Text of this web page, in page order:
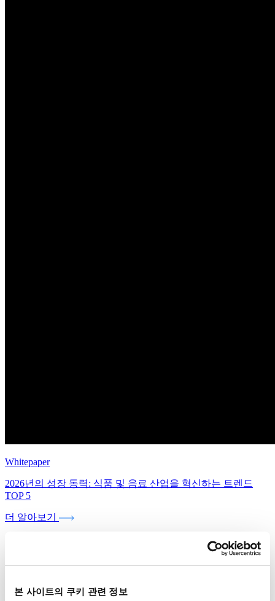
본 사이트의 쿠키 관련 정보
Whitepaper
2026년의 성장 동력: 식품 및 음료 산업을 혁신하는 트렌드
TOP 5
더 알아보기